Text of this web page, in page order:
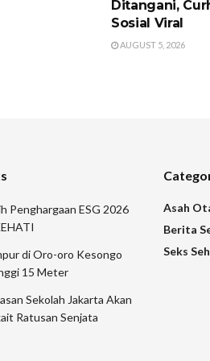
Ditangani,
Sosial Viral
AUGUST 5, 2026
Penghargaan ESG 2026
di Oro-oro Kesongo
15 Meter
Sekolah Jakarta Akan
Ratusan Senjata
Asah
Berita
Seks